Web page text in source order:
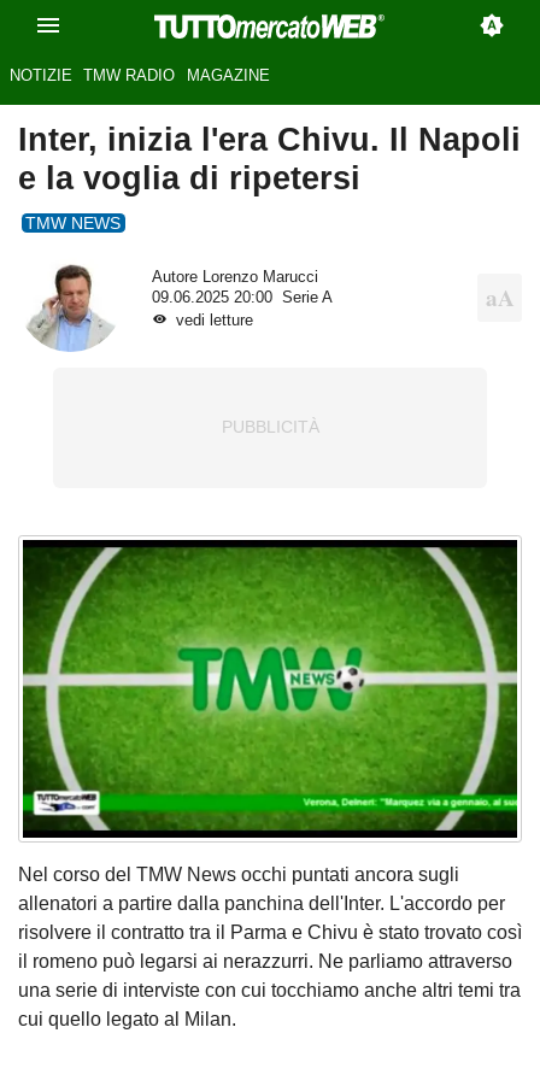
NOTIZIE TMW RADIO MAGAZINE
Inter, inizia l'era Chivu. Il Napoli
e la voglia di ripetersi
TMW NEWS
Autore Lorenzo Marucci
09.06.2025 20:00
Serie A
vedi letture
Nel corso del TMW News occhi puntati ancora sugli
allenatori a partire dalla panchina dell'Inter. L'accordo per
risolvere il contratto tra il Parma e Chivu è stato trovato così
il romeno può legarsi ai nerazzurri. Ne parliamo attraverso
una serie di interviste con cui tocchiamo anche altri temi tra
cui quello legato al Milan.